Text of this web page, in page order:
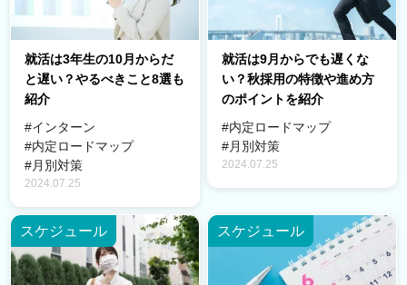
就活は3年生の10月からだ
と遅い？やるべきこと8選も
紹介
#インターン
#内定ロードマップ
#月別対策
2024.07.25
就活は9月からでも遅くな
い？秋採用の特徴や進め方
のポイントを紹介
#内定ロードマップ
#月別対策
2024.07.25
スケジュール スケジュール